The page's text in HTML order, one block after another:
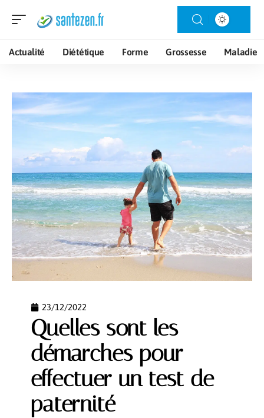
Actualité Diététique Forme Grossesse Maladie
23/12/2022
Quelles sont les
démarches pour
effectuer un test de
paternité